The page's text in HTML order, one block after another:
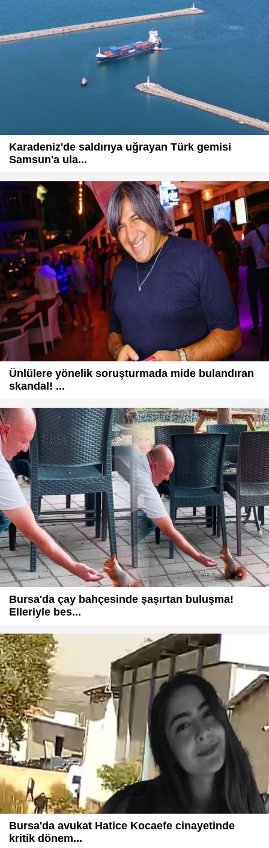
Karadeniz'de saldırıya uğrayan Türk gemisi
Samsun'a ula...
Ünlülere yönelik soruşturmada mide bulandıran
skandal! ...
Bursa'da çay bahçesinde şaşırtan buluşma!
Elleriyle bes...
Bursa'da avukat Hatice Kocaefe cinayetinde
kritik dönem...